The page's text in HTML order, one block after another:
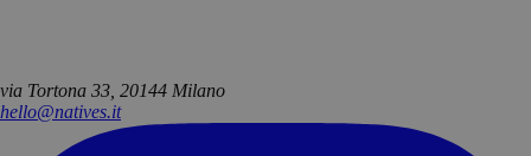
via Tortona 33, 20144 Milano
hello@natives.it